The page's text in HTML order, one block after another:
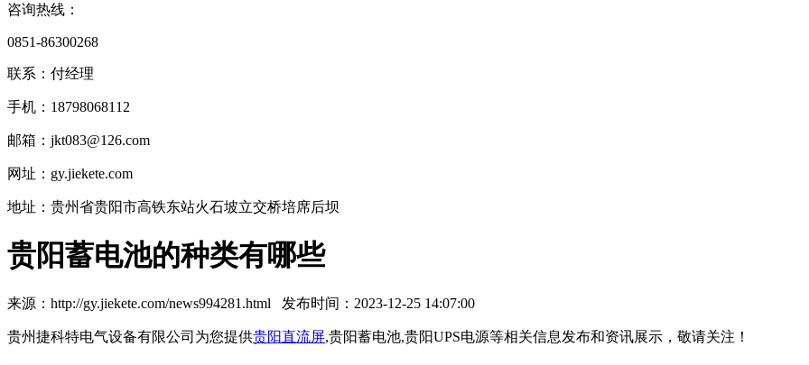
咨询热线：
0851-86300268
联系：付经理
手机：18798068112
邮箱：jkt083@126.com
网址：gy.jiekete.com
地址：贵州省贵阳市高铁东站火石坡立交桥培席后坝
贵阳蓄电池的种类有哪些
来源：http://gy.jiekete.com/news994281.html 发布时间：2023-12-25 14:07:00
贵州捷科特电气设备有限公司为您提供贵阳直流屏,贵阳蓄电池,贵阳UPS电源等相关信息发布和资讯展示，敬请关注！